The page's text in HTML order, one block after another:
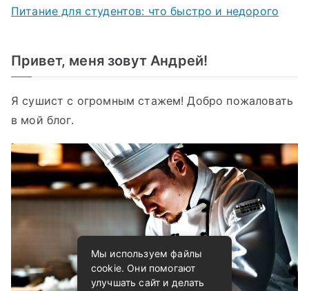
Питание для студентов: что быстро и недорого
Привет, меня зовут Андрей!
Я сушист с огромным стажем! Добро пожаловать
в мой блог.
Мы используем файлы
cookie. Они помогают
улучшать сайт и делать